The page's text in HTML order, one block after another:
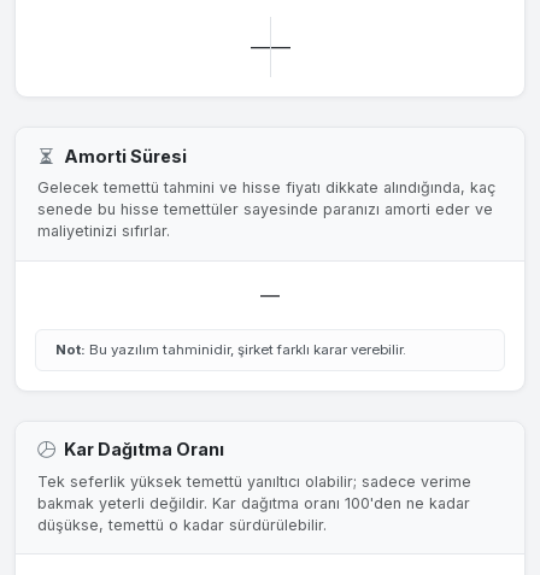
——
Amorti Süresi
Gelecek temettü tahmini ve hisse fiyatı dikkate alındığında, kaç
senede bu hisse temettüler sayesinde paranızı amorti eder ve
maliyetinizi sıfırlar.
—
Not: Bu yazılım tahminidir, şirket farklı karar verebilir.
Kar Dağıtma Oranı
Tek seferlik yüksek temettü yanıltıcı olabilir; sadece verime
bakmak yeterli değildir. Kar dağıtma oranı 100'den ne kadar
düşükse, temettü o kadar sürdürülebilir.